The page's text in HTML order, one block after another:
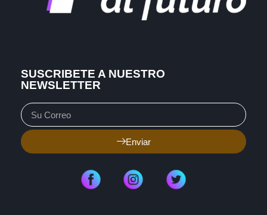
SUSCRIBETE A NUESTRO
NEWSLETTER
Enviar